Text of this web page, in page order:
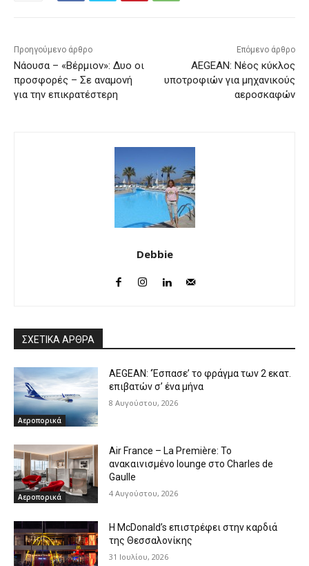
Προηγούμενο άρθρο
Νάουσα – «Βέρμιον»: Δυο οι
προσφορές – Σε αναμονή
για την επικρατέστερη
Επόμενο άρθρο
AEGEAN: Νέος κύκλος
υποτροφιών για μηχανικούς
αεροσκαφών
Debbie
ΣΧΕΤΙΚΑ ΑΡΘΡΑ
Αεροπορικά
AEGEAN: ‘Έσπασε’ το φράγμα των 2 εκατ.
επιβατών σ’ ένα μήνα
8 Αυγούστου, 2026
Αεροπορικά
Air France – La Première: Το
ανακαινισμένο lounge στο Charles de
Gaulle
4 Αυγούστου, 2026
Η McDonald’s επιστρέφει στην καρδιά
της Θεσσαλονίκης
31 Ιουλίου, 2026